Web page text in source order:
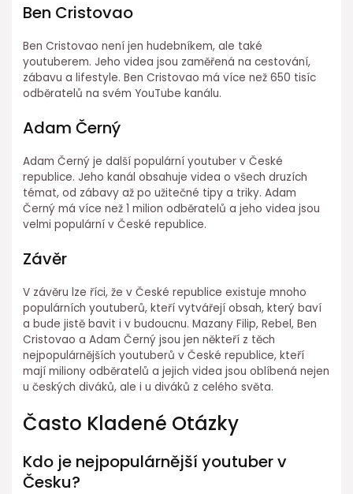
Ben Cristovao
Ben Cristovao není jen hudebníkem, ale také
youtuberem. Jeho videa jsou zaměřená na cestování,
zábavu a lifestyle. Ben Cristovao má více než 650 tisíc
odběratelů na svém YouTube kanálu.
Adam Černý
Adam Černý je další populární youtuber v České
republice. Jeho kanál obsahuje videa o všech druzích
témat, od zábavy až po užitečné tipy a triky. Adam
Černý má více než 1 milion odběratelů a jeho videa jsou
velmi populární v České republice.
Závěr
V závěru lze říci, že v České republice existuje mnoho
populárních youtuberů, kteří vytvářejí obsah, který baví
a bude jistě bavit i v budoucnu. Mazany Filip, Rebel, Ben
Cristovao a Adam Černý jsou jen někteří z těch
nejpopulárnějších youtuberů v České republice, kteří
mají miliony odběratelů a jejich videa jsou oblíbená nejen
u českých diváků, ale i u diváků z celého světa.
Často Kladené Otázky
Kdo je nejpopulárnější youtuber v
Česku?